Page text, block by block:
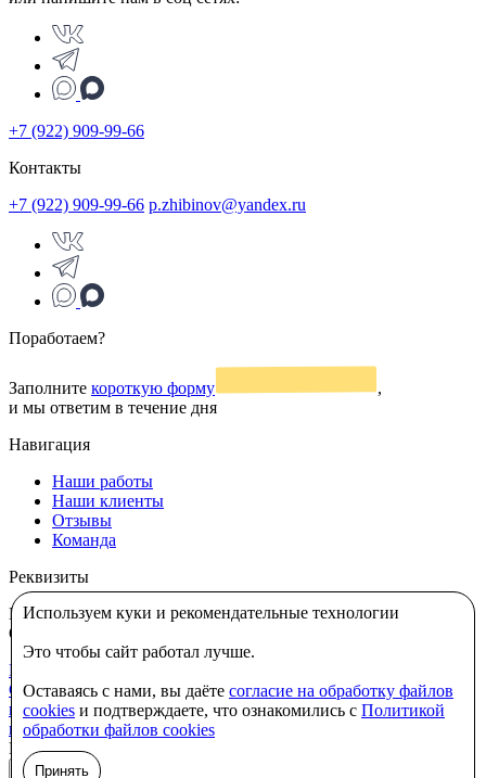
+7 (922) 909-99-66
Контакты
+7 (922) 909-99-66 p.zhibinov@yandex.ru
Поработаем?
Заполните короткую форму
,
и мы ответим в течение дня
Навигация
Наши работы
Наши клиенты
Отзывы
Команда
Реквизиты
ИП Жибинов Павел Вадимович ИНН: 110313341216
ОГРНИП: 325430000024992
Политика в отношении использования cookie-файлов
Согласие на обработку персональных данных, собираемых с
помощью метрических программ |Согласие на обработку
персональных данных | Политика конфиденциальности
Наверх
Используем куки и рекомендательные технологии
Это чтобы сайт работал лучше.
Оставаясь с нами, вы даёте согласие на обработку файлов
cookies и подтверждаете, что ознакомились с Политикой
обработки файлов cookies
Принять